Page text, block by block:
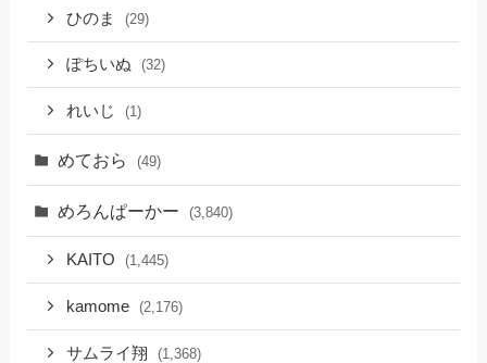
ひのま (29)
ぽちいぬ (32)
れいじ (1)
めておら (49)
めろんぱーかー (3,840)
KAITO (1,445)
kamome (2,176)
サムライ翔 (1,368)